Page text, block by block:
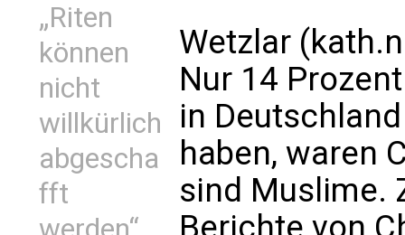
„Riten
können
nicht
willkürlich
abgescha
fft
Wetzlar
Nur 14
in
haben, waren
sind Muslime.